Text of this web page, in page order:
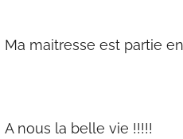
Ma maitresse est partie
A nous la belle vie !!!!!